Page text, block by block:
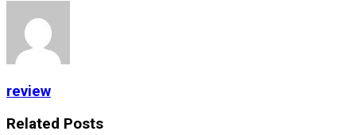
review
Related Posts